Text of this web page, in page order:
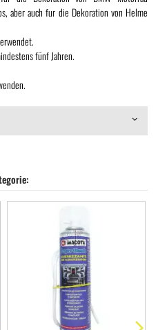
aber auch fur die Dekoration von Helme
fünf Jahren.